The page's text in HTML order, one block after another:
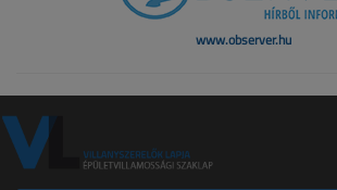
www.observer.hu